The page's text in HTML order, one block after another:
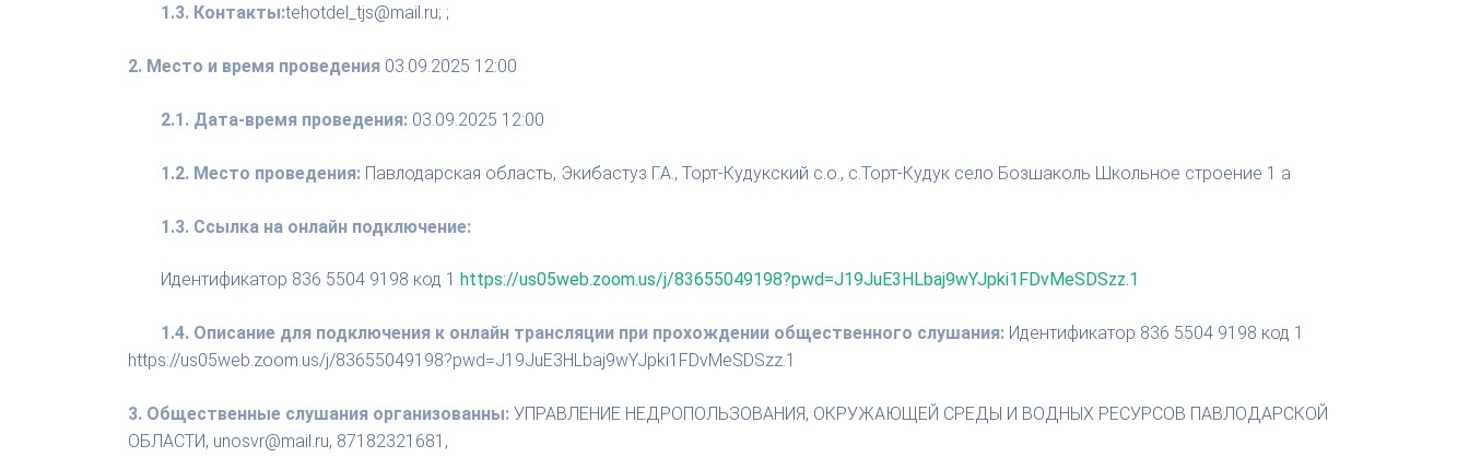
1.3. Контакты:tehotdel_tjs@mail.ru; ;
2. Место и время проведения 03.09.2025 12:00
2.1. Дата-время проведения: 03.09.2025 12:00
1.2. Место проведения: Павлодарская область, Экибастуз Г.А., Торт-Кудукский с.о., с.Торт-Кудук село Бозшаколь Школьное строение 1 а
1.3. Ссылка на онлайн подключение:
Идентификатор 836 5504 9198 код 1 https://us05web.zoom.us/j/83655049198?pwd=J19JuE3HLbaj9wYJpki1FDvMeSDSzz.1
1.4. Описание для подключения к онлайн трансляции при прохождении общественного слушания: Идентификатор 836 5504 9198 код 1
https://us05web.zoom.us/j/83655049198?pwd=J19JuE3HLbaj9wYJpki1FDvMeSDSzz.1
3. Общественные слушания организованны: УПРАВЛЕНИЕ НЕДРОПОЛЬЗОВАНИЯ, ОКРУЖАЮЩЕЙ СРЕДЫ И ВОДНЫХ РЕСУРСОВ ПАВЛОДАРСКОЙ
ОБЛАСТИ, unosvr@mail.ru, 87182321681,